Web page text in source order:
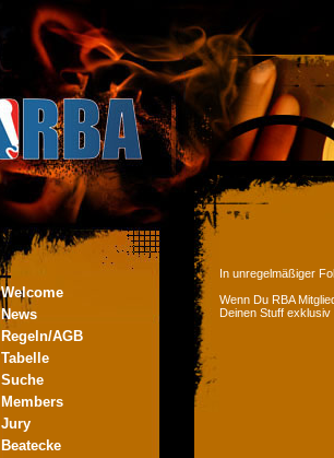
Welcome
News
Regeln/AGB
Tabelle
Suche
Members
Jury
Beatecke
In unregelmäßiger
Wenn Du RBA
Deinen Stuff